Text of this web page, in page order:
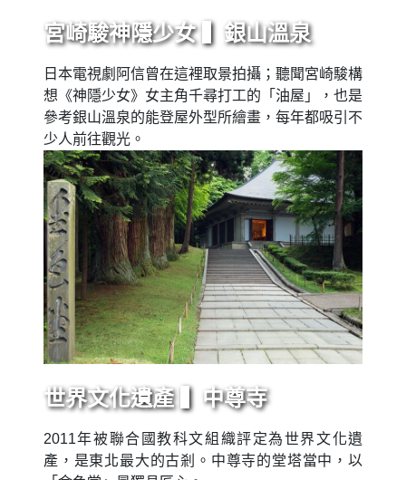
宮崎駿神隱少女 ▍銀山溫泉
日本電視劇阿信曾在這裡取景拍攝；聽聞宮崎駿構
想《神隱少女》女主角千尋打工的「油屋」，也是
參考銀山溫泉的能登屋外型所繪畫，每年都吸引不
少人前往觀光。
世界文化遺產 ▍中尊寺
2011年被聯合國教科文組織評定為世界文化遺
產，是東北最大的古剎。中尊寺的堂塔當中，以